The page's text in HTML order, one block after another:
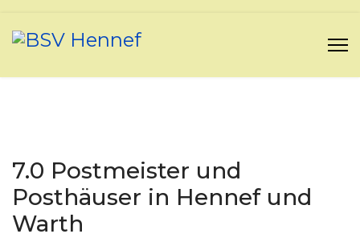
7.0 Postmeister und
Posthäuser in Hennef und
Warth